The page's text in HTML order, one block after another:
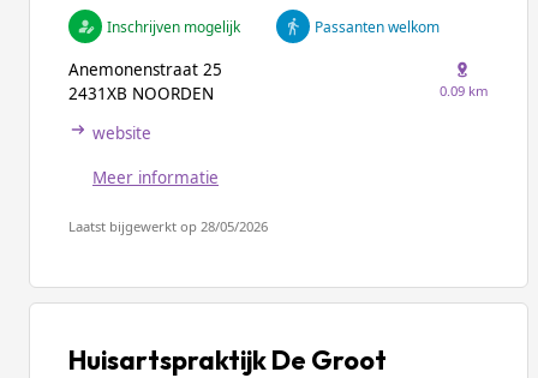
Inschrijven mogelijk Passanten welkom
Anemonenstraat 25
2431XB NOORDEN
0.09 km
website
Meer informatie
Laatst bijgewerkt op 28/05/2026
Huisartspraktijk De Groot